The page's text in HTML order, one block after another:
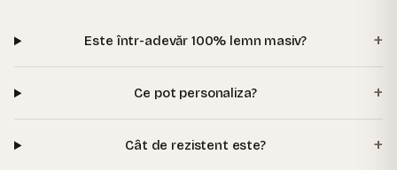
Este într-adevăr 100% lemn masiv? +
Ce pot personaliza? +
Cât de rezistent este? +